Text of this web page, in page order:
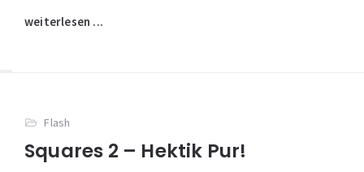
weiterlesen ...
Flash
Squares 2 – Hektik Pur!